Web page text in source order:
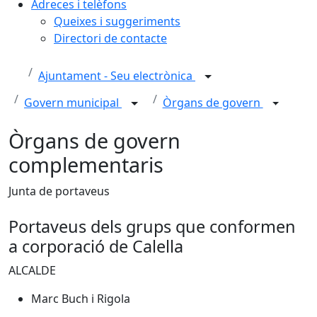
Adreces i telèfons
Queixes i suggeriments
Directori de contacte
Ajuntament - Seu electrònica
Govern municipal
Òrgans de govern
Òrgans de govern
complementaris
Junta de portaveus
Portaveus dels grups que conformen
a corporació de Calella
ALCALDE
Marc Buch i Rigola